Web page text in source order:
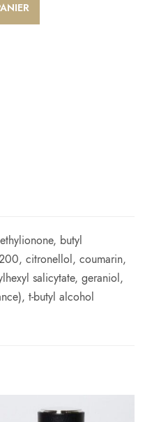
butyl
citronellol, coumarin,
salicytate, geraniol,
t-butyl alcohol